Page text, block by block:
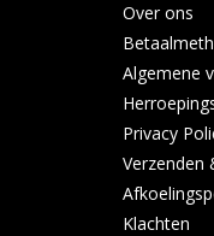
Over ons
Algemene
Privacy
Verzenden
Klachten